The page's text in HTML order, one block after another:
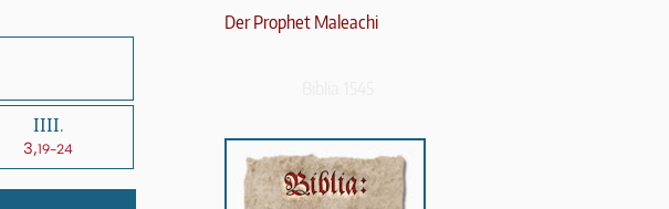
IIII.
3,19-24
Der Prophet Maleachi